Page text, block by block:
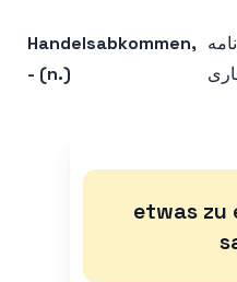
Handelsabkommen,
- (n.)
etwas zu